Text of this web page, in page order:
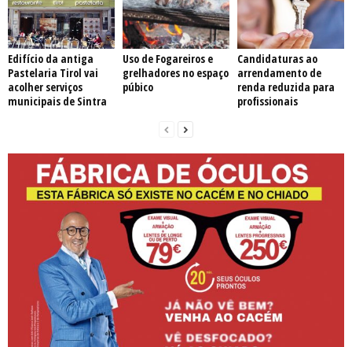
Edifício da antiga
Pastelaria Tirol vai
acolher serviços
municipais de Sintra
Uso de Fogareiros e
grelhadores no espaço
púbico
Candidaturas ao
arrendamento de
renda reduzida para
profissionais